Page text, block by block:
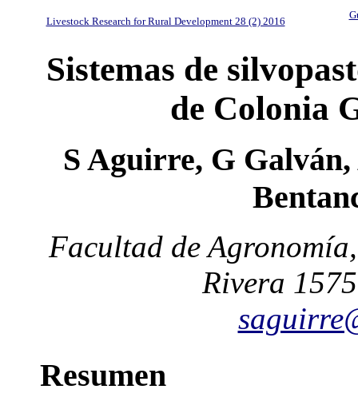
Livestock Research for Rural Development 28 (2) 2016
Sistemas de
de Colonia
S Aguirre, G
Facultad de
Rivera
Resumen